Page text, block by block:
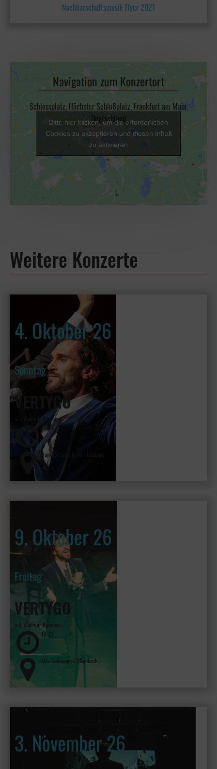
Nachbarschaftsmusik Flyer 2021
Navigation zum Konzertort
Schlossplatz, Höchster Schloßplatz, Frankfurt am Main,
Deutschland
Bitte hier klicken, um die erforderlichen
Cookies zu akzeptieren und diesen Inhalt
zu aktivieren
Weitere Konzerte
4. Oktober 26
Sonntag
VERTYGO
mit Vladimir Kornéev
19:30
Hugenottenhalle Neu-Isenburg
9. Oktober 26
Freitag
VERTYGO
mit Vladimir Kornéev
18:00
Alte Schlosserei Offenbach
3. November 26